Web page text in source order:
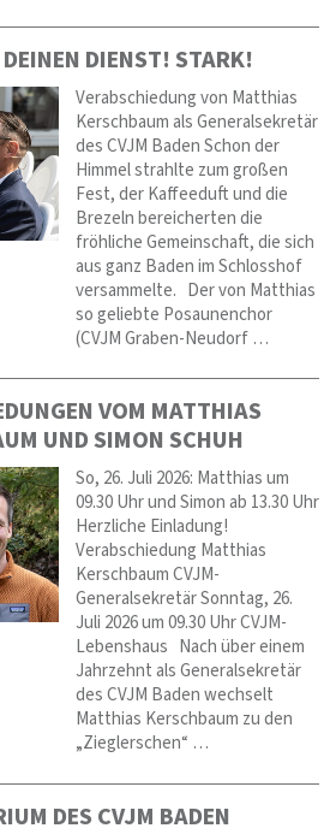
DIENST! STARK!
Verabschiedung von Matthias
Kerschbaum als Generalsekretär
des CVJM Baden Schon der
Himmel strahlte zum großen
Fest, der Kaffeeduft und die
Brezeln bereicherten die
fröhliche Gemeinschaft, die sich
aus ganz Baden im Schlosshof
versammelte. Der von Matthias
so geliebte Posaunenchor
(CVJM Graben-Neudorf …
VOM MATTHIAS
UND SIMON SCHUH
So, 26. Juli 2026: Matthias um
09.30 Uhr und Simon ab 13.30 Uhr
Herzliche Einladung!
Verabschiedung Matthias
Kerschbaum CVJM-
Generalsekretär Sonntag, 26.
Juli 2026 um 09.30 Uhr CVJM-
Lebenshaus Nach über einem
Jahrzehnt als Generalsekretär
des CVJM Baden wechselt
Matthias Kerschbaum zu den
„Zieglerschen“ …
DES CVJM BADEN